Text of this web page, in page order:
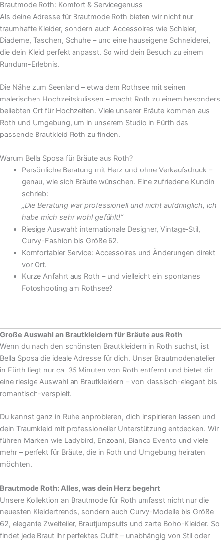
Brautmode Roth: Komfort & Servicegenuss
Als deine Adresse für Brautmode Roth bieten wir nicht nur
traumhafte Kleider, sondern auch Accessoires wie Schleier,
Diademe, Taschen, Schuhe – und eine hauseigene Schneiderei,
die dein Kleid perfekt anpasst. So wird dein Besuch zu einem
Rundum-Erlebnis.
Die Nähe zum Seenland – etwa dem Rothsee mit seinen
malerischen Hochzeitskulissen – macht Roth zu einem besonders
beliebten Ort für Hochzeiten. Viele unserer Bräute kommen aus
Roth und Umgebung, um in unserem Studio in Fürth das
passende Brautkleid Roth zu finden.
Warum Bella Sposa für Bräute aus Roth?
Persönliche Beratung mit Herz und ohne Verkaufsdruck –
genau, wie sich Bräute wünschen. Eine zufriedene Kundin
schrieb:
„Die Beratung war professionell und nicht aufdringlich, ich
habe mich sehr wohl gefühlt!“
Riesige Auswahl: internationale Designer, Vintage‑Stil,
Curvy-Fashion bis Größe 62.
Komfortabler Service: Accessoires und Änderungen direkt
vor Ort.
Kurze Anfahrt aus Roth – und vielleicht ein spontanes
Fotoshooting am Rothsee?
Große Auswahl an Brautkleidern für Bräute aus Roth
Wenn du nach den schönsten Brautkleidern in Roth suchst, ist
Bella Sposa die ideale Adresse für dich. Unser Brautmodenatelier
in Fürth liegt nur ca. 35 Minuten von Roth entfernt und bietet dir
eine riesige Auswahl an Brautkleidern – von klassisch-elegant bis
romantisch-verspielt.
Du kannst ganz in Ruhe anprobieren, dich inspirieren lassen und
dein Traumkleid mit professioneller Unterstützung entdecken. Wir
führen Marken wie Ladybird, Enzoani, Bianco Evento und viele
mehr – perfekt für Bräute, die in Roth und Umgebung heiraten
möchten.
Brautmode Roth: Alles, was dein Herz begehrt
Unsere Kollektion an Brautmode für Roth umfasst nicht nur die
neuesten Kleidertrends, sondern auch Curvy-Modelle bis Größe
62, elegante Zweiteiler, Brautjumpsuits und zarte Boho-Kleider. So
findet jede Braut ihr perfektes Outfit – unabhängig von Stil oder